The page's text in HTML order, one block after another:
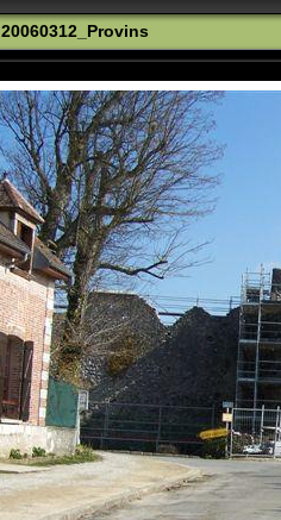
20060312_Provins